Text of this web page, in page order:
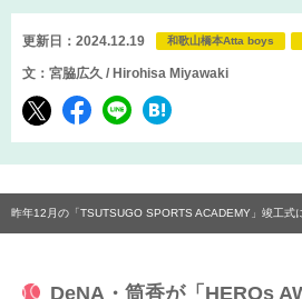
更新日：2024.12.19 和歌山橋本Atta boys
文：宮脇広久 / Hirohisa Miyawaki
昨年12月の「TSUTSUGO SPORTS ACADEMY」竣工式
DeNA・筒香が「HEROs